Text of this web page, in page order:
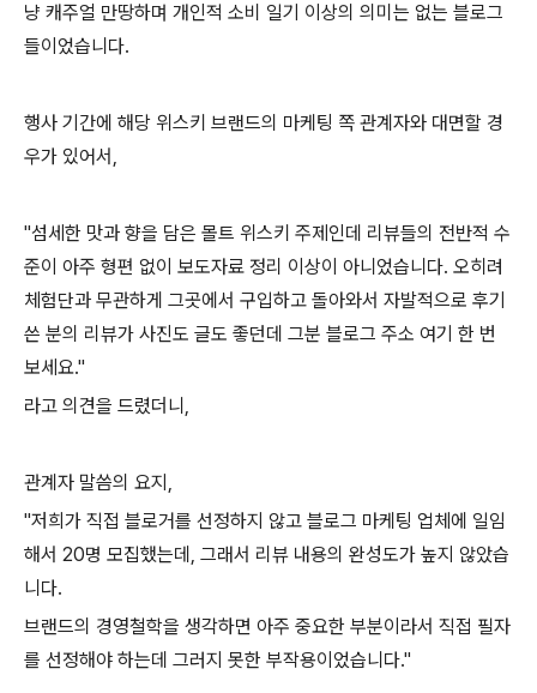
냥 캐주얼 만땅하며 개인적 소비 일기 이상의 의미는 없는 블로그
들이었습니다.
행사 기간에 해당 위스키 브랜드의 마케팅 쪽 관계자와 대면할 경
우가 있어서,
"섬세한 맛과 향을 담은 몰트 위스키 주제인데 리뷰들의 전반적 수
준이 아주 형편 없이 보도자료 정리 이상이 아니었습니다. 오히려
체험단과 무관하게 그곳에서 구입하고 돌아와서 자발적으로 후기
쓴 분의 리뷰가 사진도 글도 좋던데 그분 블로그 주소 여기 한 번
보세요."
라고 의견을 드렸더니,
관계자 말씀의 요지,
"저희가 직접 블로거를 선정하지 않고 블로그 마케팅 업체에 일임
해서 20명 모집했는데, 그래서 리뷰 내용의 완성도가 높지 않았습
니다.
브랜드의 경영철학을 생각하면 아주 중요한 부분이라서 직접 필자
를 선정해야 하는데 그러지 못한 부작용이었습니다."